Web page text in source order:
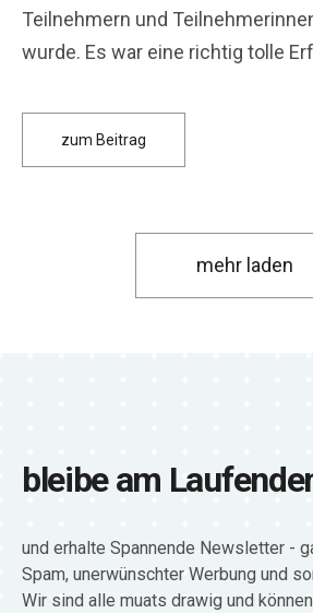
Teilnehmern und
wurde. Es war eine richtig tolle
zum Beitrag
mehr laden
bleibe am
und erhalte Spannende Newsletter -
Spam, unerwünschter Werbung und
Wir sind alle muats drawig und